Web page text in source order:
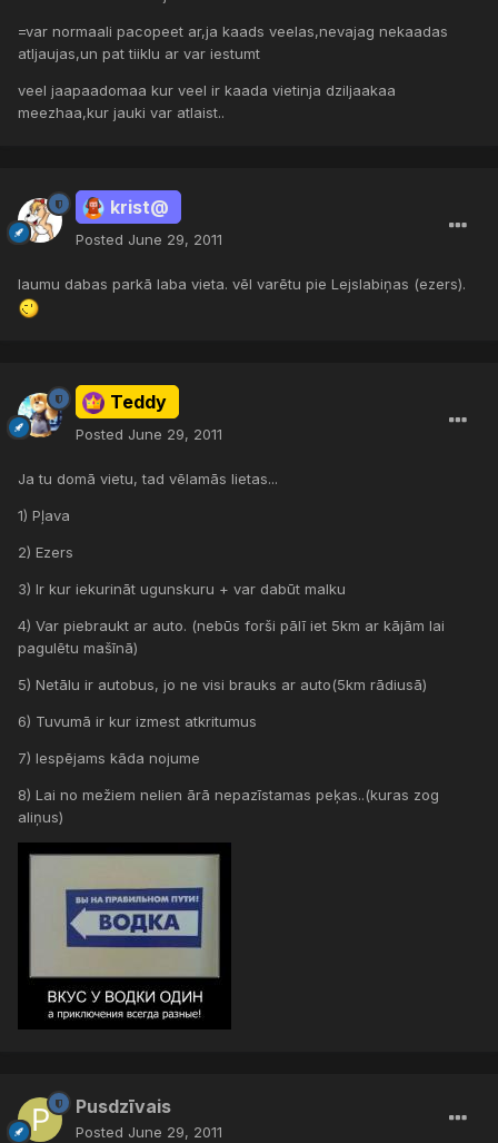
=var normaali pacopeet ar,ja kaads veelas,nevajag nekaadas
atljaujas,un pat tiiklu ar var iestumt
veel jaapaadomaa kur veel ir kaada vietinja dziljaakaa
meezhaa,kur jauki var atlaist..
krist@
Posted June 29, 2011
laumu dabas parkā laba vieta. vēl varētu pie Lejslabiņas (ezers).
Teddy
Posted June 29, 2011
Ja tu domā vietu, tad vēlamās lietas...
1) Pļava
2) Ezers
3) Ir kur iekurināt ugunskuru + var dabūt malku
4) Var piebraukt ar auto. (nebūs forši pālī iet 5km ar kājām lai
pagulētu mašīnā)
5) Netālu ir autobus, jo ne visi brauks ar auto(5km rādiusā)
6) Tuvumā ir kur izmest atkritumus
7) Iespējams kāda nojume
8) Lai no mežiem nelien ārā nepazīstamas peķas..(kuras zog
aliņus)
Pusdzīvais
Posted June 29, 2011